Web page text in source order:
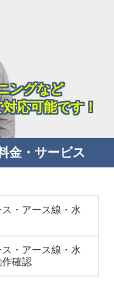
ングなど
応可能です！
金・サービス
・アース線・水
・アース線・水
確認